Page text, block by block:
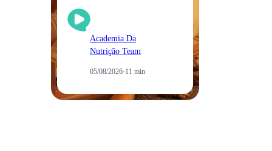
Academia Da
Nutrição Team
05/08/2026·11 min